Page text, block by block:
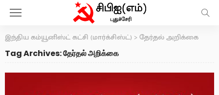
இந்திய கம்யூனிஸ்ட் கட்சி (மார்க்சிஸ்ட்) >தேர்தல் அறிக்கை
Tag Archives: தேர்தல் அறிக்கை